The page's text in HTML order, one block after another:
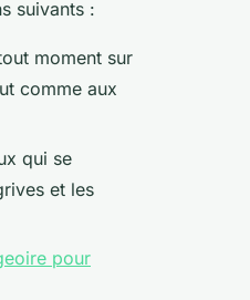
suivants :
moment sur
comme aux
qui se
et les
pour